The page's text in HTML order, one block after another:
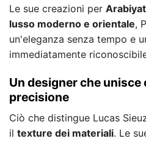
Le sue creazioni per
lusso moderno e orientale,
un'eleganza senza tempo e
immediatamente
Un designer che unisce
precisione
Ciò che distingue Lucas
il texture dei materiali. Le